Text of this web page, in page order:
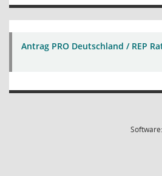
Antrag PRO Deutschland / REP
Software: